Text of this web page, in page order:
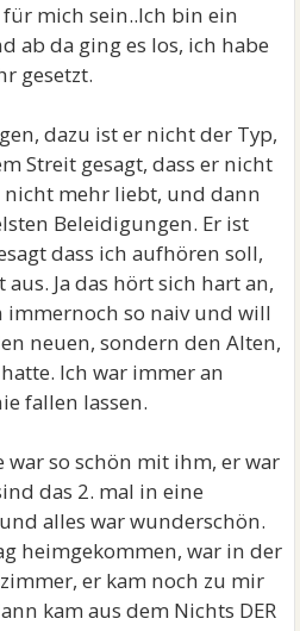
mich sein..Ich bin ein
ab da ging es los, ich habe
gesetzt.
dazu ist er nicht der Typ,
Streit gesagt, dass er nicht
mehr liebt, und dann
Beleidigungen. Er ist
dass ich aufhören soll,
Ja das hört sich hart an,
immernoch so naiv und will
neuen, sondern den Alten,
Ich war immer an
fallen lassen.
war so schön mit ihm, er war
das 2. mal in eine
alles war wunderschön.
heimgekommen, war in der
er kam noch zu mir
kam aus dem Nichts DER